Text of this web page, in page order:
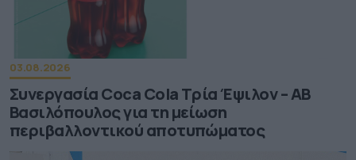
03.08.2026
Συνεργασία Coca Cola Τρία Έψιλον – ΑΒ
Βασιλόπουλος για τη μείωση
περιβαλλοντικού αποτυπώματος